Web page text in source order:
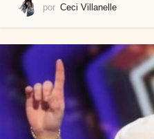
por Ceci Villanelle